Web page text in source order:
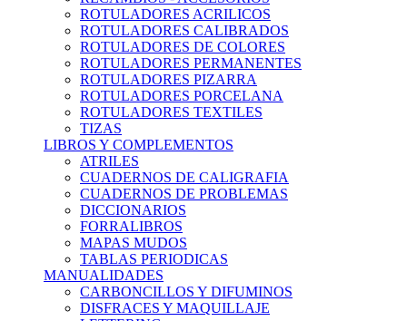
ROTULADORES ACRILICOS
ROTULADORES CALIBRADOS
ROTULADORES DE COLORES
ROTULADORES PERMANENTES
ROTULADORES PIZARRA
ROTULADORES PORCELANA
ROTULADORES TEXTILES
TIZAS
LIBROS Y COMPLEMENTOS
ATRILES
CUADERNOS DE CALIGRAFIA
CUADERNOS DE PROBLEMAS
DICCIONARIOS
FORRALIBROS
MAPAS MUDOS
TABLAS PERIODICAS
MANUALIDADES
CARBONCILLOS Y DIFUMINOS
DISFRACES Y MAQUILLAJE